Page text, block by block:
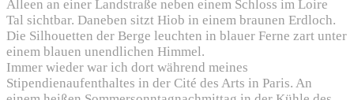
Alleen an einer Landstraße neben einem Schloss im Loire
Tal sichtbar. Daneben sitzt Hiob in einem braunen Erdloch.
Die Silhouetten der Berge leuchten in blauer Ferne zart unter
einem blauen unendlichen Himmel.
Immer wieder war ich dort während meines
Stipendienaufenthaltes in der Cité des Arts in Paris. An